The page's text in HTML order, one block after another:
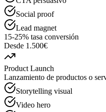
Social proof
Lead magnet
15-25% tasa conversión
Desde 1.500€
Product Launch
Lanzamiento de productos o
Storytelling visual
Video hero